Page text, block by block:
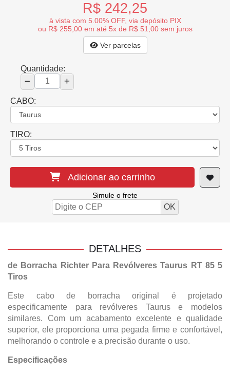
R$ 242,25
à vista com 5.00% OFF, via depósito PIX
ou R$ 255,00 em até 5x de R$ 51,00 sem juros
Ver parcelas
Quantidade:
CABO:
TIRO:
Adicionar ao carrinho
Simule o frete
DETALHES
de Borracha Richter Para Revólveres Taurus RT 85 5
Tiros
Este cabo de borracha original é projetado
especificamente para revólveres Taurus e modelos
similares. Com um acabamento excelente e qualidade
superior, ele proporciona uma pegada firme e confortável,
melhorando o controle e a precisão durante o uso.
Especificações